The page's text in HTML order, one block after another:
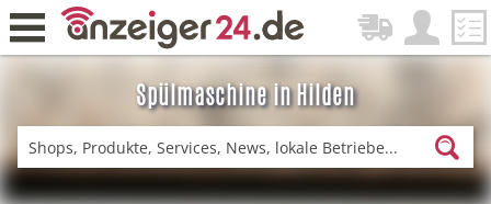
Spülmaschine in Hilden
Zurück
Fitness & Sport Lieferservice